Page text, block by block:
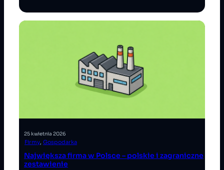
25 kwietnia 2026
Firmy, Gospodarka
Największa firma w Polsce – polskie i zagraniczne
zestawienie